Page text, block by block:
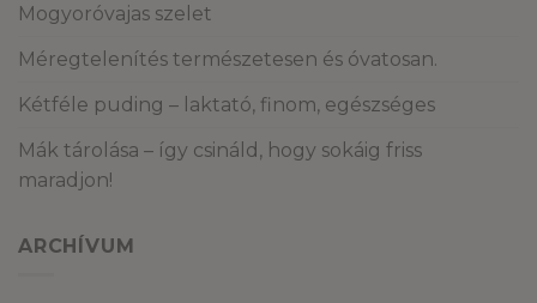
Mogyoróvajas szelet
Méregtelenítés természetesen és óvatosan.
Kétféle puding – laktató, finom, egészséges
Mák tárolása – így csináld, hogy sokáig friss
maradjon!
ARCHÍVUM